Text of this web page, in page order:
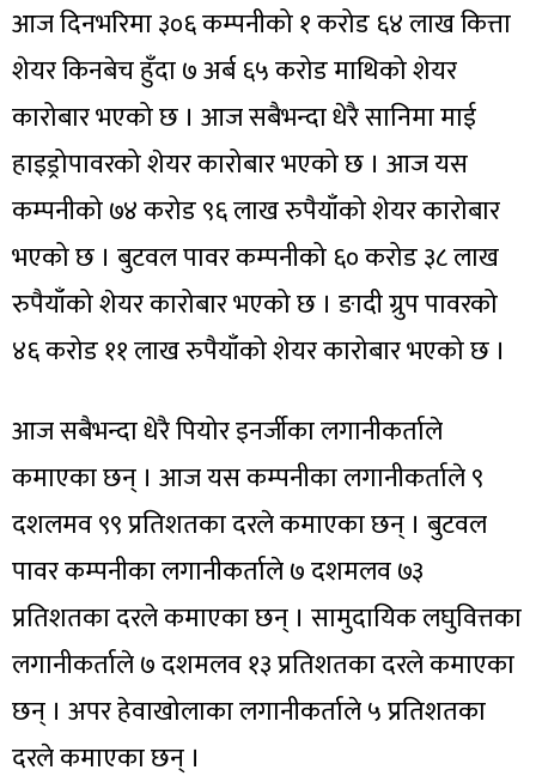
आज दिनभरिमा ३०६ कम्पनीको १ करोड ६४ लाख कित्ता
शेयर किनबेच हुँदा ७ अर्ब ६५ करोड माथिको शेयर
कारोबार भएको छ । आज सबैभन्दा धेरै सानिमा माई
हाइड्रोपावरको शेयर कारोबार भएको छ । आज यस
कम्पनीको ७४ करोड ९६ लाख रुपैयाँको शेयर कारोबार
भएको छ । बुटवल पावर कम्पनीको ६० करोड ३८ लाख
रुपैयाँको शेयर कारोबार भएको छ । ङादी ग्रुप पावरको
४६ करोड ११ लाख रुपैयाँको शेयर कारोबार भएको छ ।
आज सबैभन्दा धेरै पियोर इनर्जीका लगानीकर्ताले
कमाएका छन् । आज यस कम्पनीका लगानीकर्ताले ९
दशलमव ९९ प्रतिशतका दरले कमाएका छन् । बुटवल
पावर कम्पनीका लगानीकर्ताले ७ दशमलव ७३
प्रतिशतका दरले कमाएका छन् । सामुदायिक लघुवित्तका
लगानीकर्ताले ७ दशमलव १३ प्रतिशतका दरले कमाएका
छन् । अपर हेवाखोलाका लगानीकर्ताले ५ प्रतिशतका
दरले कमाएका छन् ।